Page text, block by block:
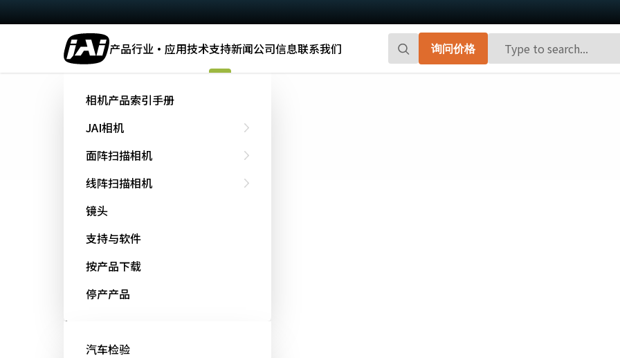
产品行业·应用技术支持新闻公司信息联系我们 询问价格
相机产品索引手册
JAI相机
面阵扫描相机
线阵扫描相机
镜头
支持与软件
按产品下载
停产产品
汽车检验
软件下载
快速搜索
可以从字母顺序中选择要查找的型号。
选择机型
面阵扫描